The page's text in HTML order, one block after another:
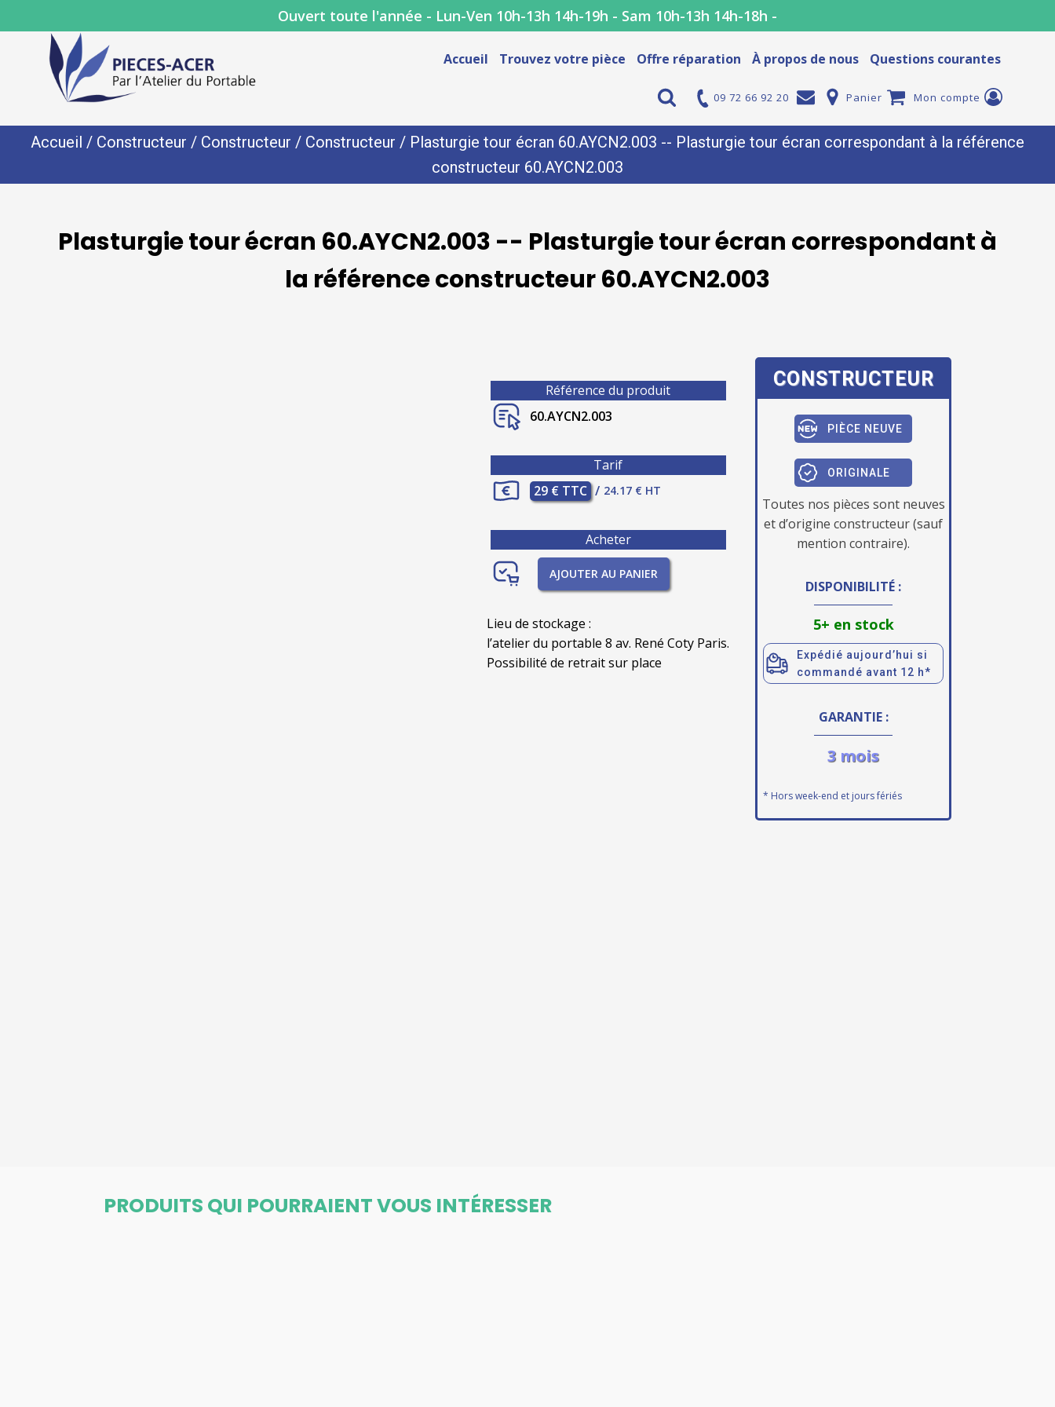
Ouvert toute l'année - Lun-Ven 10h-13h 14h-19h - Sam 10h-13h 14h-18h -
Accueil Trouvez votre pièce Offre réparation À propos de nous Questions courantes
09 72 66 92 20 Panier Mon compte
Accueil / Constructeur / Constructeur / Constructeur / Plasturgie tour écran 60.AYCN2.003 -- Plasturgie tour écran correspondant à la référence
constructeur 60.AYCN2.003
Plasturgie tour écran 60.AYCN2.003 -- Plasturgie tour écran correspondant à
la référence constructeur 60.AYCN2.003
Référence du produit
60.AYCN2.003
Tarif
29 € TTC / 24.17 € HT
Acheter
AJOUTER AU PANIER
Lieu de stockage :
l’atelier du portable 8 av. René Coty Paris.
Possibilité de retrait sur place
CONSTRUCTEUR
PIÈCE NEUVE
ORIGINALE
Toutes nos pièces sont neuves
et d’origine constructeur (sauf
mention contraire).
DISPONIBILITÉ :
5+ en stock
Expédié aujourd’hui si
commandé avant 12 h*
GARANTIE :
3 mois
* Hors week-end et jours fériés
PRODUITS QUI POURRAIENT VOUS INTÉRESSER